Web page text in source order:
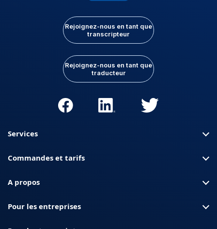
Rejoignez-nous en tant que
transcripteur
Rejoignez-nous en tant que
traducteur
Services
Commandes et tarifs
A propos
Pour les entreprises